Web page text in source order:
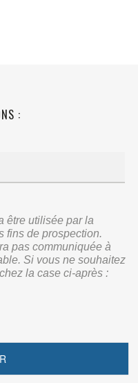
:
être utilisée par la
fins de prospection.
pas communiquée à
Si vous ne souhaitez
la case ci-après :